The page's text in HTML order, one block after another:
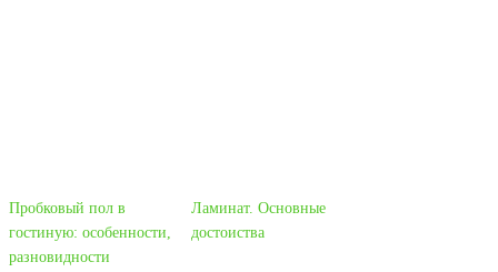
Пробковый пол в
гостиную: особенности,
разновидности
Ламинат. Основные
достоиства